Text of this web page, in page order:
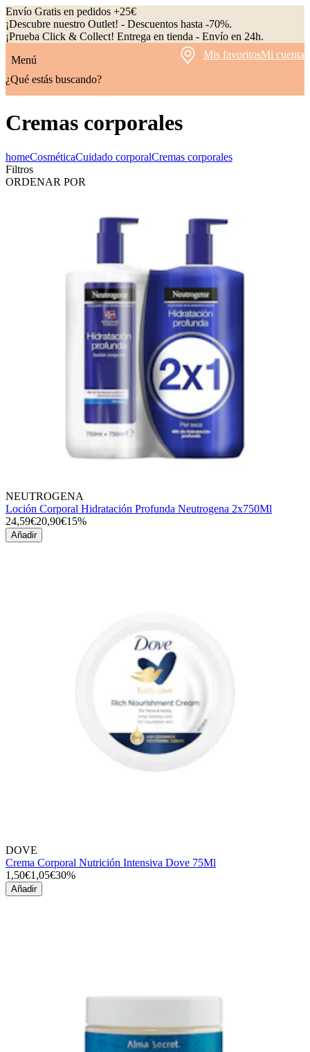
Envío Gratis en pedidos +25€
¡Descubre nuestro Outlet! - Descuentos hasta -70%.
¡Prueba Click & Collect! Entrega en tienda - Envío en 24h.
Menú
Mis favoritosMi cuenta
¿Qué estás buscando?
Cremas corporales
homeCosméticaCuidado corporalCremas corporales
Filtros
ORDENAR POR
NEUTROGENA
Loción Corporal Hidratación Profunda Neutrogena 2x750Ml
24,59€20,90€15%
Añadir
DOVE
Crema Corporal Nutrición Intensiva Dove 75Ml
1,50€1,05€30%
Añadir